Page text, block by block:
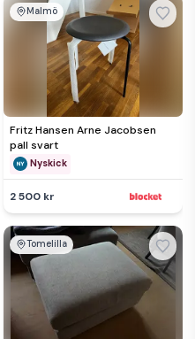
Malmö
Fritz Hansen Arne Jacobsen
pall svart
Nyskick
2 500 kr
Tomelilla